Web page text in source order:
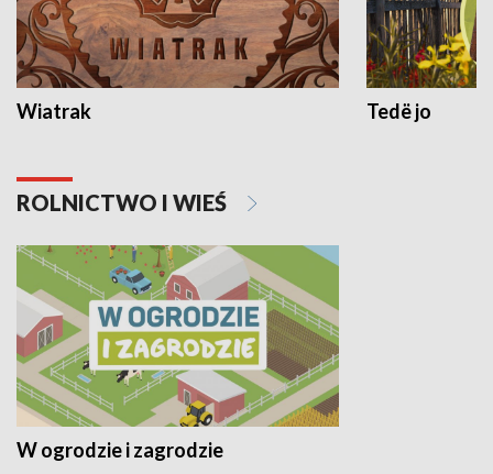
Wiatrak Tedë jo
ROLNICTWO I WIEŚ
W ogrodzie i zagrodzie